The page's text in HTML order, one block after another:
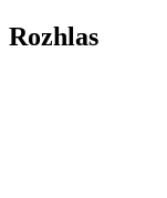
Rozhlas